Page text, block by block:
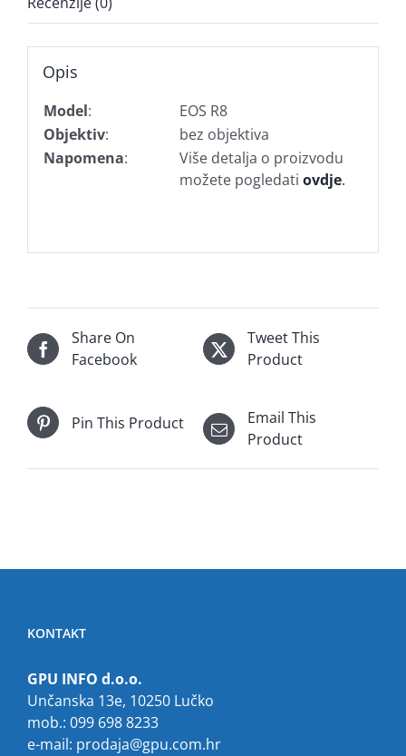
Opis
Model:
EOS R8
Objektiv:
bez objektiva
Napomena:
Više detalja o proizvodu
možete pogledati ovdje.
Share On
Facebook
Tweet This
Product
Pin This Product
Email This
Product
KONTAKT
GPU INFO d.o.o.
Unčanska 13e, 10250 Lučko
mob.: 099 698 8233
e-mail: prodaja@gpu.com.hr